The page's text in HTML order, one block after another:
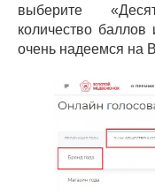
выберите
количество
очень надеемся на